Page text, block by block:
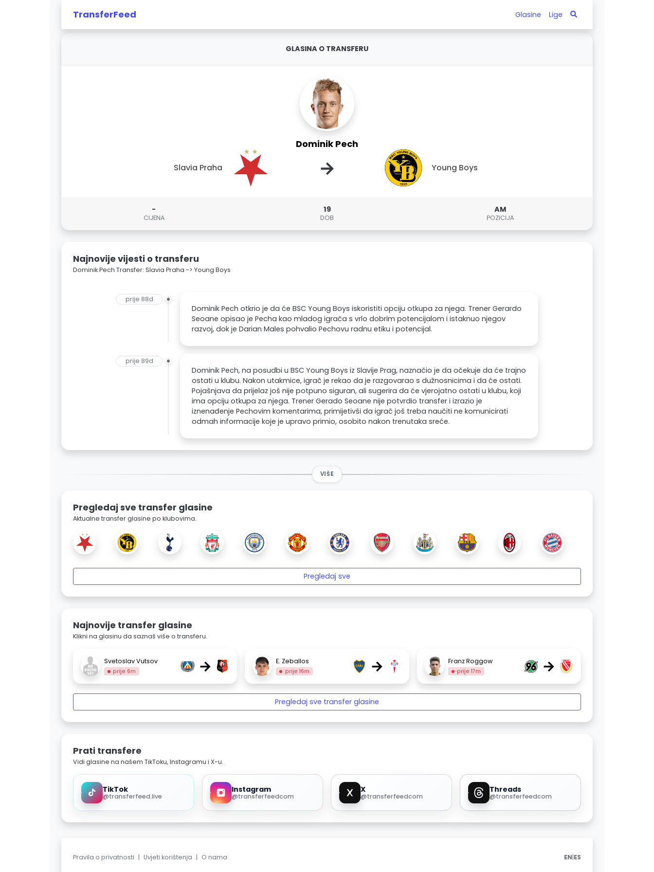
TransferFeed Glasine Lige
GLASINA O TRANSFERU
Dominik Pech
Slavia Praha → Young Boys
-
CIJENA
19
DOB
AM
POZICIJA
Najnovije vijesti o transferu
Dominik Pech Transfer: Slavia Praha -> Young Boys
prije 88d
Dominik Pech otkrio je da će BSC Young Boys iskoristiti opciju otkupa za njega. Trener Gerardo
Seoane opisao je Pecha kao mladog igrača s vrlo dobrim potencijalom i istaknuo njegov
razvoj, dok je Darian Males pohvalio Pechovu radnu etiku i potencijal.
prije 89d
Dominik Pech, na posudbi u BSC Young Boys iz Slavije Prag, naznačio je da očekuje da će trajno
ostati u klubu. Nakon utakmice, igrač je rekao da je razgovarao s dužnosnicima i da će ostati.
Pojašnjava da prijelaz još nije potpuno siguran, ali sugerira da će vjerojatno ostati u klubu, koji
ima opciju otkupa za njega. Trener Gerado Seoane nije potvrdio transfer i izrazio je
iznenađenje Pechovim komentarima, primijetivši da igrač još treba naučiti ne komunicirati
odmah informacije koje je upravo primio, osobito nakon trenutaka sreće.
VIŠE
Pregledaj sve transfer glasine
Aktualne transfer glasine po klubovima.
Pregledaj sve
Najnovije transfer glasine
Klikni na glasinu da saznaš više o transferu.
Svetoslav Vutsov
prije 6m → E. Zeballos
prije 16m → Franz Roggow
prije 17m →
Pregledaj sve transfer glasine
Prati transfere
Vidi glasine na našem TikToku, Instagramu i X-u.
TikTok
@transferfeed.live
Instagram
@transferfeedcom
X
@transferfeedcom
Threads
@transferfeedcom
Pravila o privatnosti | Uvjeti korištenja | O nama EN|ES